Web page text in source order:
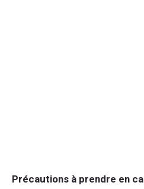
Précautions à prendre en